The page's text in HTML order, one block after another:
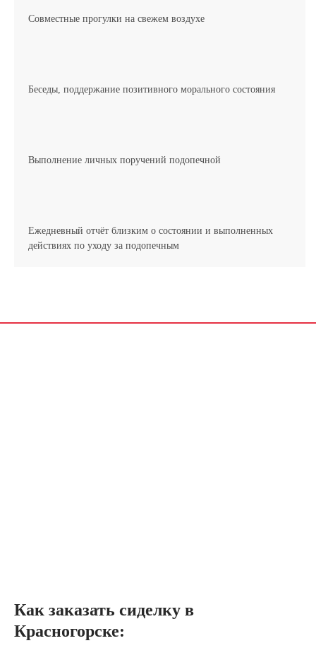
Совместные прогулки на свежем воздухе
Беседы, поддержание позитивного морального состояния
Выполнение личных поручений подопечной
Ежедневный отчёт близким о состоянии и выполненных
действиях по уходу за подопечным
Как заказать сиделку в
Красногорске: